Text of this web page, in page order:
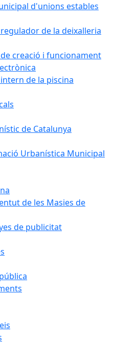
d'unions estables
de la deixalleria
creació i funcionament
de la piscina
de Catalunya
Urbanística Municipal
de les Masies de
de publicitat